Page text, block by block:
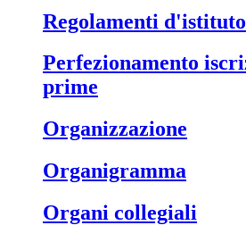
regolamenti d'istituto
perfezionamento iscrizioni classi
prime
organizzazione
organigramma
organi collegiali